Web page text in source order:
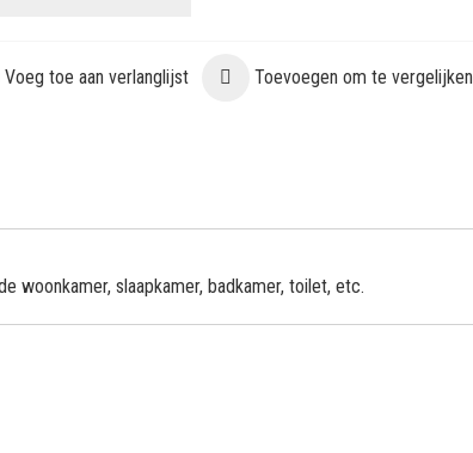
Voeg toe aan verlanglijst Toevoegen om te vergelijken
woonkamer, slaapkamer, badkamer, toilet, etc.